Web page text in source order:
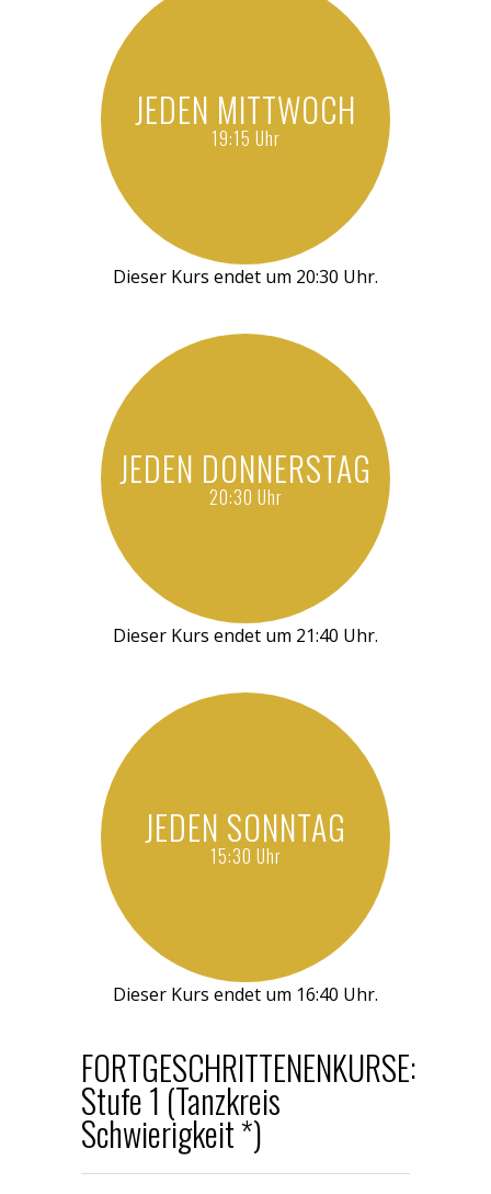
JEDEN MITTWOCH
19:15 Uhr
Dieser Kurs endet um 20:30 Uhr.
JEDEN DONNERSTAG
20:30 Uhr
Dieser Kurs endet um 21:40 Uhr.
JEDEN SONNTAG
15:30 Uhr
Dieser Kurs endet um 16:40 Uhr.
FORTGESCHRITTENENKURSE:
Stufe 1 (Tanzkreis
Schwierigkeit *)